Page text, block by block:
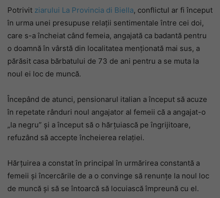
Potrivit ziarului La Provincia di Biella, conflictul ar fi început
în urma unei presupuse relații sentimentale între cei doi,
care s-a încheiat când femeia, angajată ca badantă pentru
o doamnă în vârstă din localitatea menționată mai sus, a
părăsit casa bărbatului de 73 de ani pentru a se muta la
noul ei loc de muncă.
Începând de atunci, pensionarul italian a început să acuze
în repetate rânduri noul angajator al femeii că a angajat-o
„la negru” și a început să o hărțuiască pe îngrijitoare,
refuzând să accepte încheierea relației.
Hărțuirea a constat în principal în urmărirea constantă a
femeii și încercările de a o convinge să renunțe la noul loc
de muncă și să se întoarcă să locuiască împreună cu el.